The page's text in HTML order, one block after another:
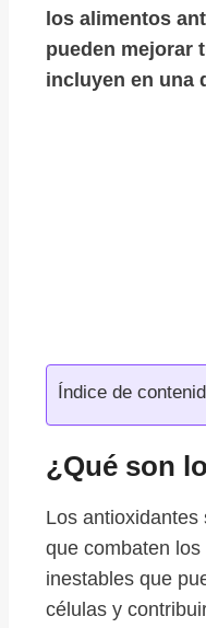
los alimentos
pueden mejorar
incluyen en una
Índice de
¿Qué son
Los
que combaten
inestables que
células y